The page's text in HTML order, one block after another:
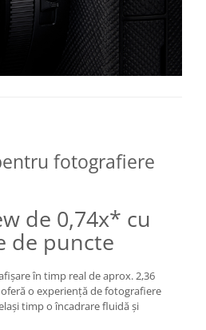
fotografiere
de 0,74x* cu
de puncte
în timp real de aprox. 2,36
o experiență de fotografiere
timp o încadrare fluidă și